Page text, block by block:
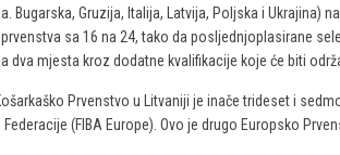
Bugarska, Gruzija, Italija, Latvija, Poljska i Ukrajina)
sa 16 na 24, tako da posljednjoplasirane
dva mjesta kroz dodatne kvalifikacije koje će biti
Prvenstvo u Litvaniji je inače trideset i
Federacije (FIBA Europe). Ovo je drugo Europsko